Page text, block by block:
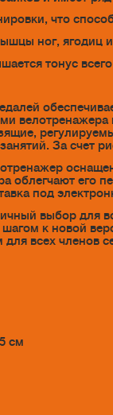
что
ног, ягодиц
тонус
За счет
облегчают его
под
выбор для
к новой
всех членов
см